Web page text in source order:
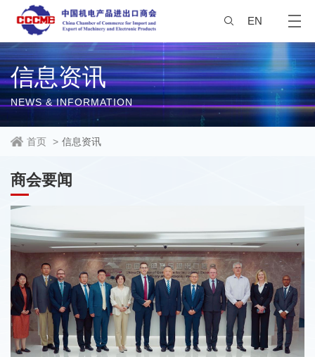
EN
信息资讯
NEWS & INFORMATION
首页 > 信息资讯
商会要闻